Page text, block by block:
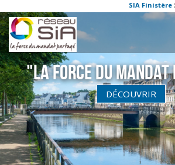
SIA Finistère:
"La Force du
DÉCOUVRIR